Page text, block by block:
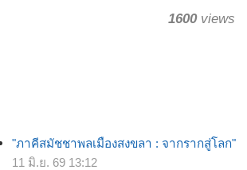
1600views
"ภาคีสมัชชาพลเมืองสงขลา : จากรากสู่โลก"
11 มิ.ย. 69 13:12